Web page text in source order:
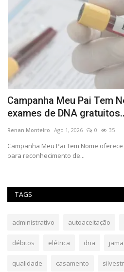
Campanha Meu Pai Tem
exames de DNA
Renan Monteiro Ago 1, 2026 0 35
Campanha Meu Pai Tem Nome
para reconhecimento de...
TAGS
administrativo autoaceitação
débitos elétrica dna jamal
qualidade casamento